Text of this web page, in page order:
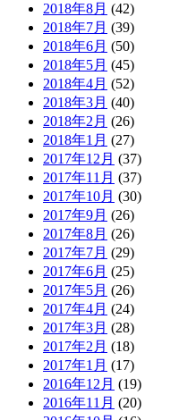
2018年8月 (42)
2018年7月 (39)
2018年6月 (50)
2018年5月 (45)
2018年4月 (52)
2018年3月 (40)
2018年2月 (26)
2018年1月 (27)
2017年12月 (37)
2017年11月 (37)
2017年10月 (30)
2017年9月 (26)
2017年8月 (26)
2017年7月 (29)
2017年6月 (25)
2017年5月 (26)
2017年4月 (24)
2017年3月 (28)
2017年2月 (18)
2017年1月 (17)
2016年12月 (19)
2016年11月 (20)